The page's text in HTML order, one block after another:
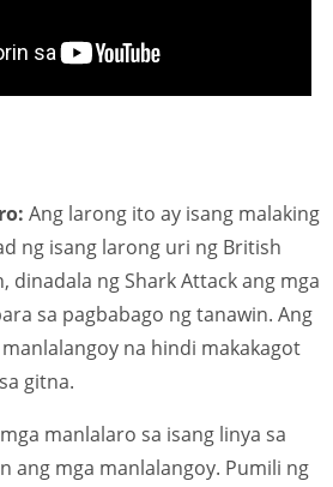
Ang larong ito ay isang malaking
ng isang larong uri ng British
dinadala ng Shark Attack ang mga
sa pagbabago ng tanawin. Ang
na hindi makakagot
gitna.
manlalaro sa isang linya sa
ang mga manlalangoy. Pumili ng